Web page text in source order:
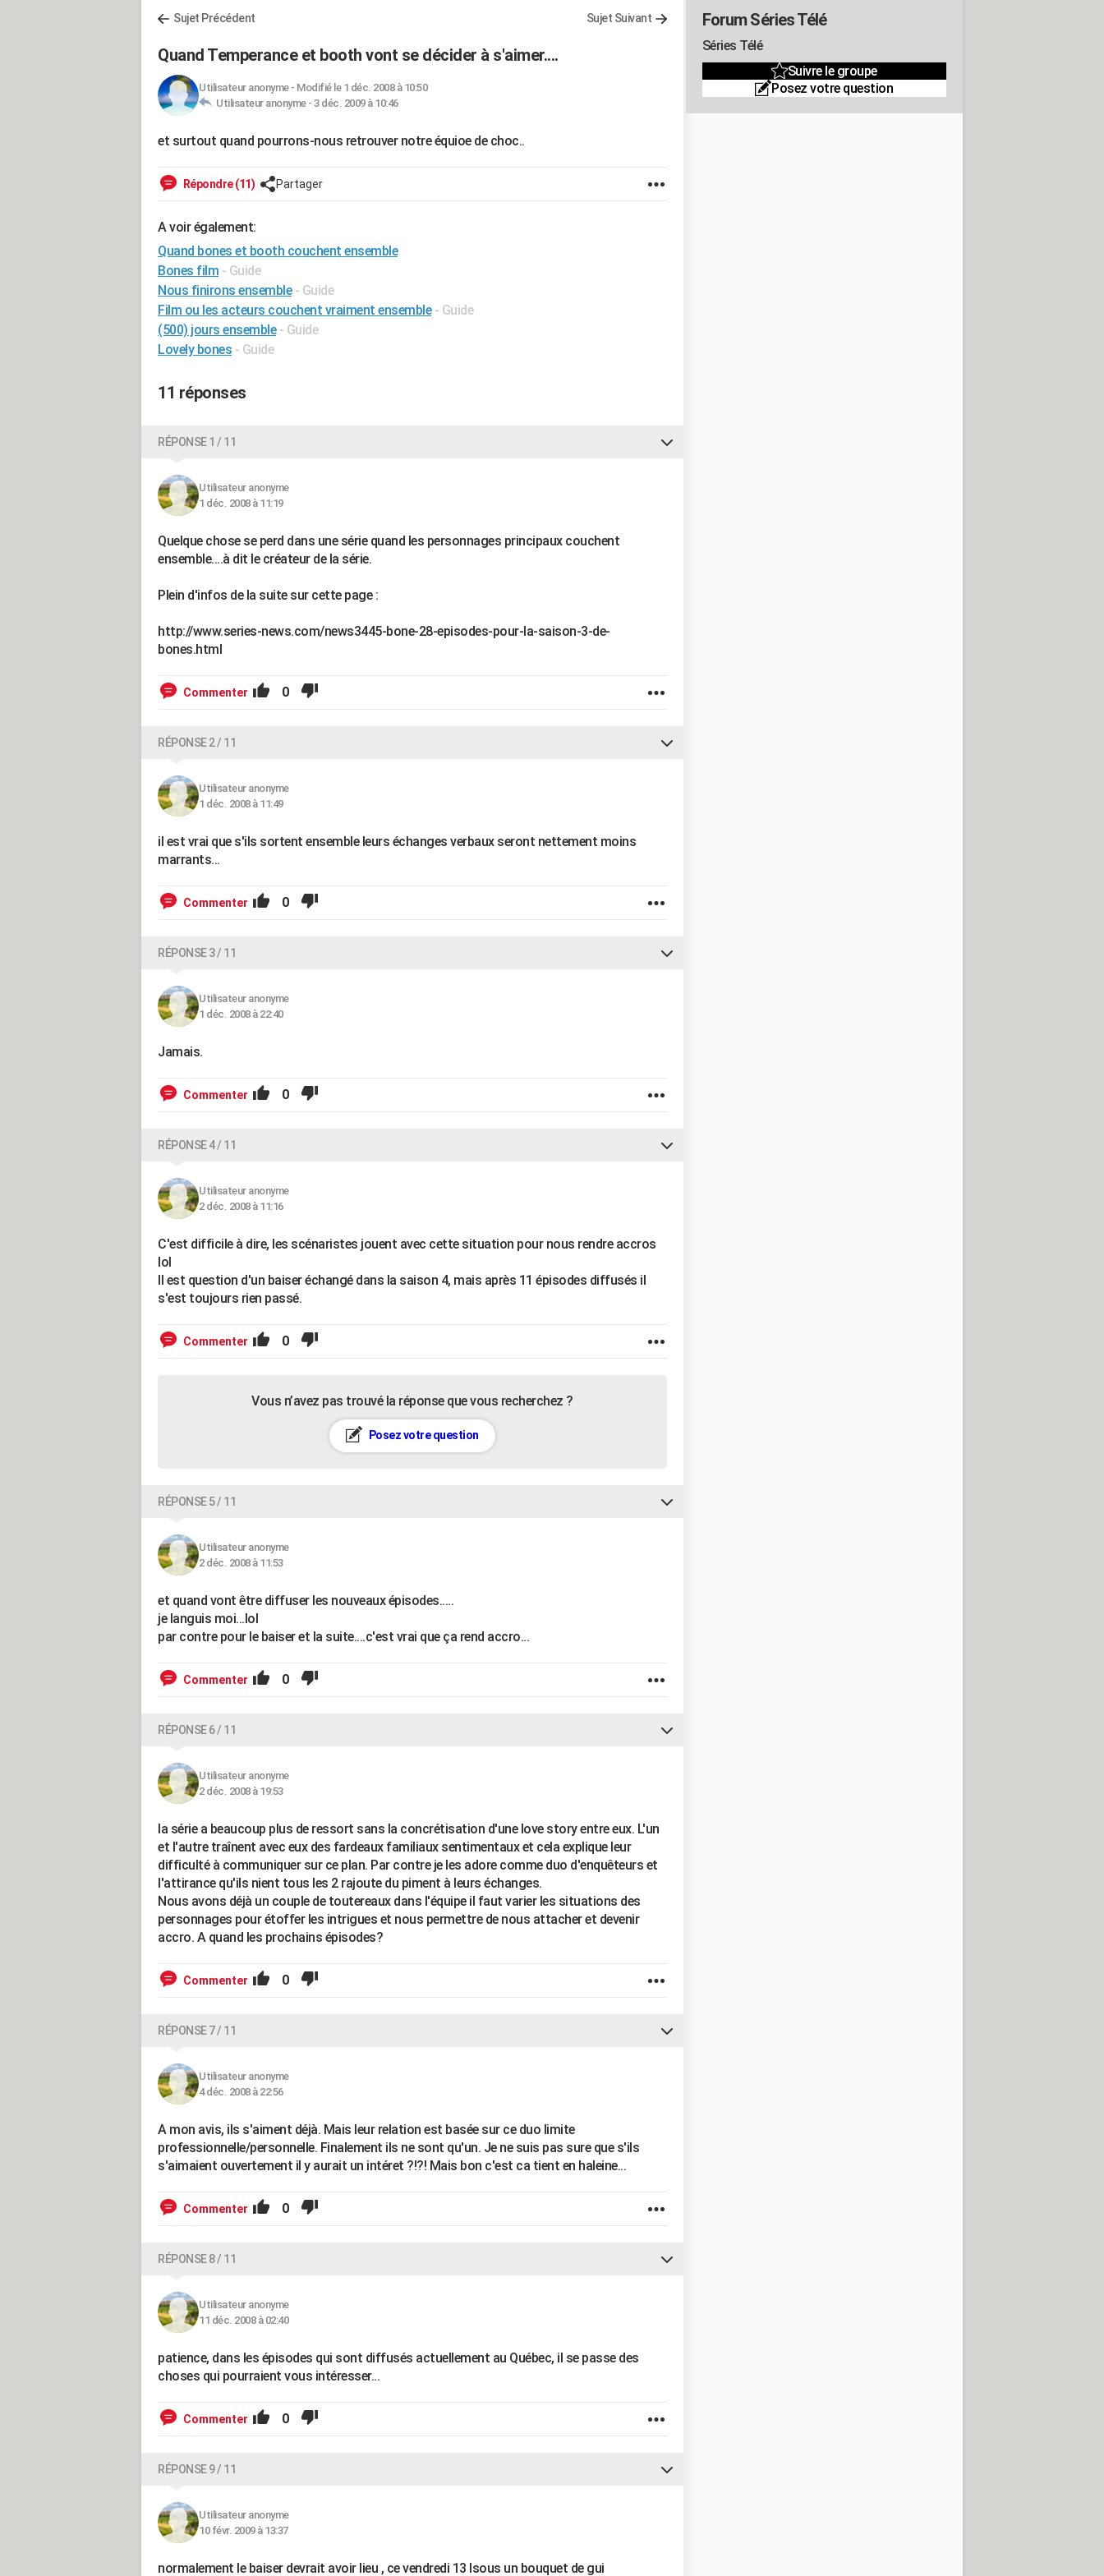
Sujet Précédent Sujet Suivant
Quand Temperance et booth vont se décider à s'aimer....
Utilisateur anonyme- Modifié le 1 déc. 2008 à 10:50
Utilisateur anonyme - 3 déc. 2009 à 10:46
et surtout quand pourrons-nous retrouver notre équioe de choc..
Répondre (11) Partager
A voir également:
Quand bones et booth couchent ensemble
Bones film - Guide
Nous finirons ensemble - Guide
Film ou les acteurs couchent vraiment ensemble - Guide
(500) jours ensemble - Guide
Lovely bones - Guide
11 réponses
RÉPONSE 1 / 11
Utilisateur anonyme
1 déc. 2008 à 11:19
Quelque chose se perd dans une série quand les personnages principaux couchent
ensemble....à dit le créateur de la série.
Plein d'infos de la suite sur cette page :
http://www.series-news.com/news3445-bone-28-episodes-pour-la-saison-3-de-
bones.html
Commenter 0
RÉPONSE 2 / 11
Utilisateur anonyme
1 déc. 2008 à 11:49
il est vrai que s'ils sortent ensemble leurs échanges verbaux seront nettement moins
marrants...
Commenter 0
RÉPONSE 3 / 11
Utilisateur anonyme
1 déc. 2008 à 22:40
Jamais.
Commenter 0
RÉPONSE 4 / 11
Utilisateur anonyme
2 déc. 2008 à 11:16
C'est difficile à dire, les scénaristes jouent avec cette situation pour nous rendre accros
lol
Il est question d'un baiser échangé dans la saison 4, mais après 11 épisodes diffusés il
s'est toujours rien passé.
Commenter 0
Vous n’avez pas trouvé la réponse que vous recherchez ?
Posez votre question
RÉPONSE 5 / 11
Utilisateur anonyme
2 déc. 2008 à 11:53
et quand vont être diffuser les nouveaux épisodes.....
je languis moi...lol
par contre pour le baiser et la suite....c'est vrai que ça rend accro...
Commenter 0
RÉPONSE 6 / 11
Utilisateur anonyme
2 déc. 2008 à 19:53
la série a beaucoup plus de ressort sans la concrétisation d'une love story entre eux. L'un
et l'autre traînent avec eux des fardeaux familiaux sentimentaux et cela explique leur
difficulté à communiquer sur ce plan. Par contre je les adore comme duo d'enquêteurs et
l'attirance qu'ils nient tous les 2 rajoute du piment à leurs échanges.
Nous avons déjà un couple de toutereaux dans l'équipe il faut varier les situations des
personnages pour étoffer les intrigues et nous permettre de nous attacher et devenir
accro. A quand les prochains épisodes?
Commenter 0
RÉPONSE 7 / 11
Utilisateur anonyme
4 déc. 2008 à 22:56
A mon avis, ils s'aiment déjà. Mais leur relation est basée sur ce duo limite
professionnelle/personnelle. Finalement ils ne sont qu'un. Je ne suis pas sure que s'ils
s'aimaient ouvertement il y aurait un intéret ?!?! Mais bon c'est ca tient en haleine...
Commenter 0
RÉPONSE 8 / 11
Utilisateur anonyme
11 déc. 2008 à 02:40
patience, dans les épisodes qui sont diffusés actuellement au Québec, il se passe des
choses qui pourraient vous intéresser...
Commenter 0
RÉPONSE 9 / 11
Utilisateur anonyme
10 févr. 2009 à 13:37
normalement le baiser devrait avoir lieu , ce vendredi 13 lsous un bouquet de gui
Forum Séries Télé
Séries Télé
Suivre le groupe
Posez votre question